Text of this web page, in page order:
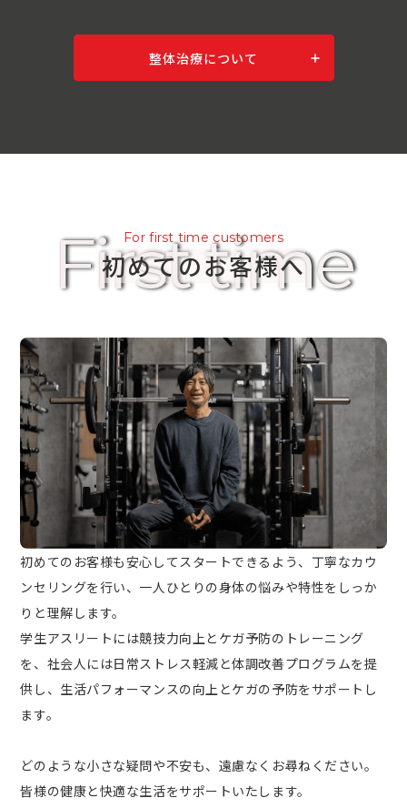
整体治療について
First time
For first time customers
初めてのお客様へ
初めてのお客様も安心してスタートできるよう、丁寧なカウ
ンセリングを行い、一人ひとりの身体の悩みや特性をしっか
りと理解します。
学生アスリートには競技力向上とケガ予防のトレーニング
を、社会人には日常ストレス軽減と体調改善プログラムを提
供し、生活パフォーマンスの向上とケガの予防をサポートし
ます。
どのような小さな疑問や不安も、遠慮なくお尋ねください。
皆様の健康と快適な生活をサポートいたします。